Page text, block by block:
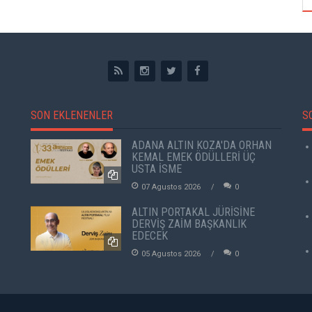
SON EKLENENLER
ADANA ALTIN KOZA'DA ORHAN
KEMAL EMEK ÖDÜLLERİ ÜÇ
USTA İSME
07 Agustos 2026 0
ALTIN PORTAKAL JÜRİSİNE
DERVİŞ ZAİM BAŞKANLIK
EDECEK
05 Agustos 2026 0